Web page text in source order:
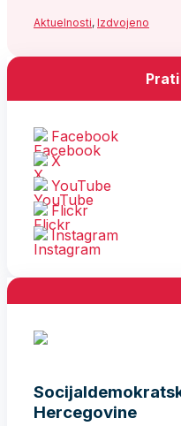
Aktuelnosti, Izdvojeno
Prati
Facebook
X
YouTube
Flickr
Instagram
Hercegovine